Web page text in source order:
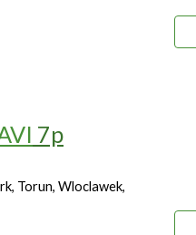
7p
Torun, Wloclawek,